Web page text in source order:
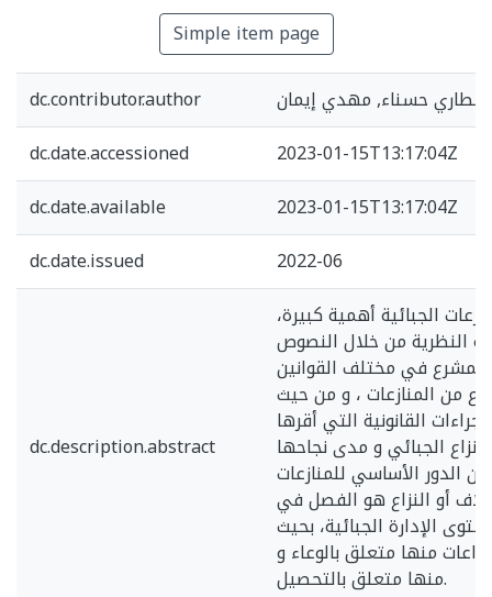
Simple item page
dc.contributor.author
قطاري حسناء, مهدي إيمان
dc.date.accessioned
2023-01-15T13:17:04Z
dc.date.available
2023-01-15T13:17:04Z
dc.date.issued
2022-06
dc.description.abstract
الجبائية أهمية كبيرة،
النظرية من خلال النصوص
المشرع في مختلف القوانين
من المنازعات ، و من حيث
القانونية التي أقرها
الجبائي و مدى نجاحها
الدور الأساسي للمنازعات
أو النزاع هو الفصل في
الإدارة الجبائية، بحيث
منها متعلق بالوعاء و
منها متعلق بالتحصيل.